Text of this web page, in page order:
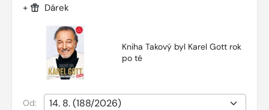
+ Dárek
Kniha Takový byl Karel Gott rok
po té
Od: